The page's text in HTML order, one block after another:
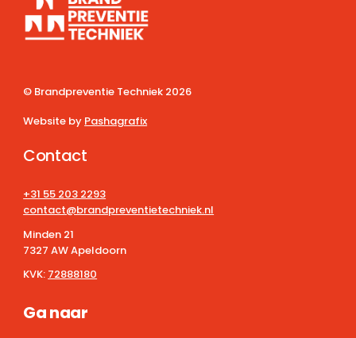
© Brandpreventie Techniek 2026
Website by Pashagrafix
Contact
+31 55 203 2293
contact@brandpreventietechniek.nl
Minden 21
7327 AW Apeldoorn
KVK: 72888180
Ga naar